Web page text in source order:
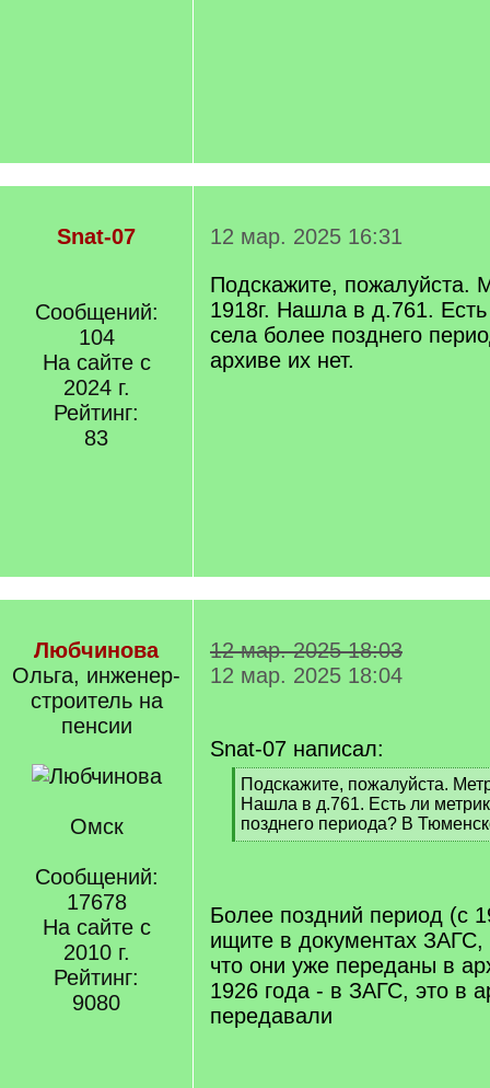
Snat-07
Сообщений:
104
На сайте с
2024 г.
Рейтинг:
83
12 мар. 2025 16:31
Подскажите, пожалуйста.
1918г. Нашла в д.761. Есть
села более позднего
архиве их нет.
Любчинова
Ольга, инженер-
строитель на
пенсии
Омск
Сообщений:
17678
На сайте с
2010 г.
Рейтинг:
9080
12 мар. 2025 18:03
12 мар. 2025 18:04
Snat-07 написал:
[
q
]
Подскажите, пожалуйста.
Нашла в д.761. Есть ли
позднего периода? В
[
Более поздний период (с
ищите в документах ЗАГС,
что они уже переданы в
1926 года - в ЗАГС, это в
передавали